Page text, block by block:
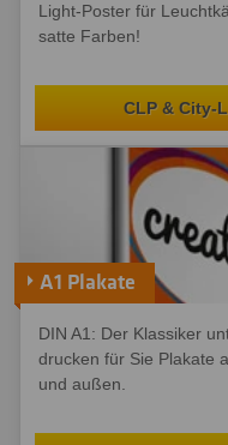
Light-Poster für
satte Farben!
CLP & City-
A1 Plakate
DIN A1: Der Klassiker
drucken für Sie Plakate
und außen.